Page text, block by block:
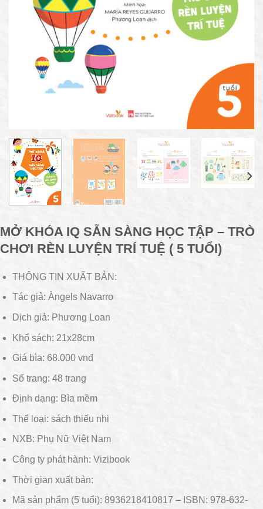
MỞ KHÓA IQ SẴN SÀNG HỌC TẬP – TRÒ
CHƠI RÈN LUYỆN TRÍ TUỆ ( 5 TUỔI)
THÔNG TIN XUẤT BẢN:
Tác giả: Àngels Navarro
Dịch giả: Phương Loan
Khổ sách: 21x28cm
Giá bìa: 68.000 vnđ
Số trang: 48 trang
Định dạng: Bìa mềm
Thể loại: sách thiếu nhi
NXB: Phụ Nữ Việt Nam
Công ty phát hành: Vizibook
Thời gian xuất bản:
Mã sản phẩm (5 tuổi): 8936218410817 – ISBN: 978-632-